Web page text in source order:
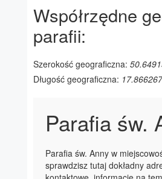
Współrzędne
parafii:
Szerokość geograficzna:
Długość geograficzna:
Parafia św.
Parafia św. Anny w
sprawdzisz tutaj dokładny